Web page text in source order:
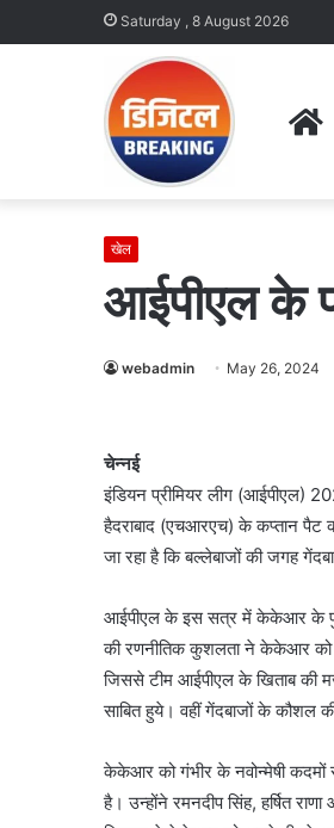
Saturday , 8 August 2026
खेल
आईपीएल के
webadmin May 26, 2024
चेन्नई
इंडियन प्रीमियर लीग (आईपीएल)
हैदराबाद (एचआरएच) के कप्तान पैट
जा रहा है कि बल्लेबाजों की जगह
आईपीएल के इस सत्र में केकेआर के
की रणनीतिक कुशलता ने केकेआर को
जिससे टीम आईपीएल के खिताब की
साबित हुये। वहीं गेंदबाजों के कौशल
केकेआर को गंभीर के नवोन्मेषी कदमों
है। उन्होंने रमनदीप सिंह, हर्षित